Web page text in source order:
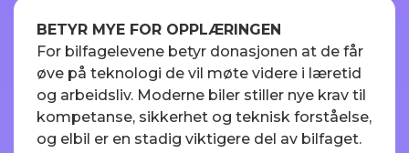
BETYR MYE FOR OPPLÆRINGEN
For bilfagelevene betyr donasjonen at de får
øve på teknologi de vil møte videre i læretid
og arbeidsliv. Moderne biler stiller nye krav til
kompetanse, sikkerhet og teknisk forståelse,
og elbil er en stadig viktigere del av bilfaget.